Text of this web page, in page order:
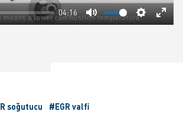
04:16
Mute Settings
soğutucu
#EGR valfi